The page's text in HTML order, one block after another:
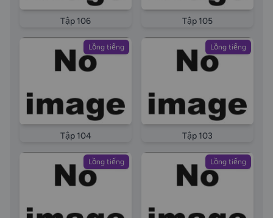
Tập 106 Tập 105
Lồng tiếng
Tập 104
Lồng tiếng
Tập 103
Lồng tiếng Lồng tiếng